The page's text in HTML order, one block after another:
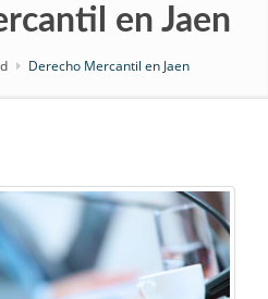
en Jaen
Derecho Mercantil en Jaen